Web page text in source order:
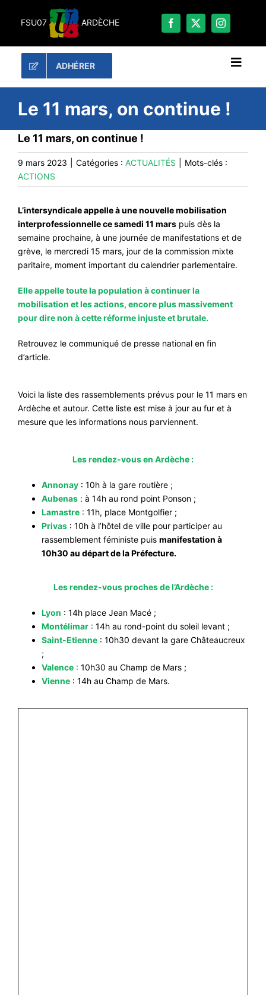
FSU07 ARDÈCHE
ADHÉRER
RECHERCHER:
LES UNES
#ACTUALITÉS
PUBLICATIONS
CONTACT
#ACTIONS
#FORMATION
#COMMUNIQUÉS
#ÉLECTIONS
#DÉBATS
#PRESSE
Le 11 mars, on continue !
Le 11 mars, on continue !
9 mars 2023 Catégories : ACTUALITÉS
Mots-clés :
ACTIONS
L’intersyndicale appelle à une nouvelle mobilisation
interprofessionnelle ce samedi 11 marspuis dès la
semaine prochaine, à une journée de manifestations et de
grève, le mercredi 15 mars, jour de la commission mixte
paritaire, moment important du calendrier parlementaire.
Elle appelle toute la population à continuer la
mobilisation et les actions, encore plus massivement
pour dire non à cette réforme injuste et brutale.
Retrouvez le communiqué de presse national en fin
d’article.
Voici la liste des rassemblements prévus pour le 11 mars en
Ardèche et autour. Cette liste est mise à jour au fur et à
mesure que les informations nous parviennent.
Les rendez-vous en Ardèche :
Annonay : 10h à la gare routière ;
Aubenas : à 14h au rond point Ponson ;
Lamastre : 11h, place Montgolfier ;
Privas : 10h à l’hôtel de ville pour participer au
rassemblement féministe puis manifestation à
10h30 au départ de la Préfecture.
Les rendez-vous proches de l’Ardèche :
Lyon : 14h place Jean Macé ;
Montélimar : 14h au rond-point du soleil levant ;
Saint-Etienne: 10h30 devant la gare Châteaucreux
;
Valence : 10h30 au Champ de Mars ;
Vienne : 14h au Champ de Mars.